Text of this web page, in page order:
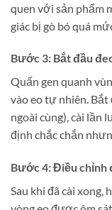
quen với sản phẩm
giác bị gò bó quá
Bước 3: Bắt đầu
Quấn gen quanh
vào eo tự nhiên. Bắt
ngoài cùng), cài lần
định chắc chắn
Bước 4: Điều chỉnh
Sau khi đã cài xong,